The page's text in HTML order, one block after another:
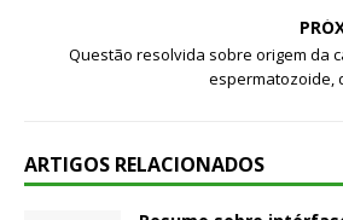
Questão resolvida sobre origem da
espermatozoide,
ARTIGOS RELACIONADOS